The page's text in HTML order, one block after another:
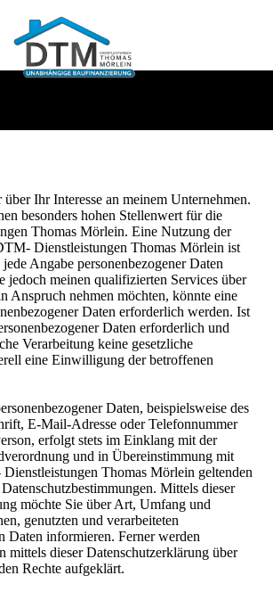
Ihr Interesse an meinem Unternehmen.
besonders hohen Stellenwert für die
Thomas Mörlein. Eine Nutzung der
Dienstleistungen Thomas Mörlein ist
Angabe personenbezogener Daten
jedoch meinen qualifizierten Services über
Anspruch nehmen möchten, könnte eine
Daten erforderlich werden. Ist
Daten erforderlich und
Verarbeitung keine gesetzliche
eine Einwilligung der betroffenen
Daten, beispielsweise des
E-Mail-Adresse oder Telefonnummer
erfolgt stets im Einklang mit der
und in Übereinstimmung mit
Thomas Mörlein geltenden
Mittels dieser
möchte Sie über Art, Umfang und
genutzten und verarbeiteten
Daten informieren. Ferner werden
mittels dieser Datenschutzerklärung über
Rechte aufgeklärt.